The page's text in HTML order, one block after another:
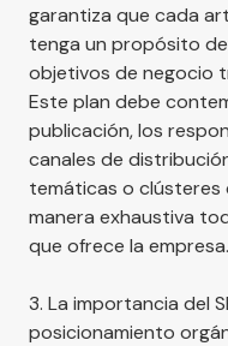
garantiza que cada
tenga un propósito
objetivos de negocio
Este plan debe
publicación, los
canales de
temáticas o
manera exhaustiva
que ofrece la empresa.
3. La importancia del
posicionamiento